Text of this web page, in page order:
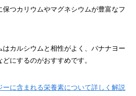
つカリウムやマグネシウムが豊富なフ
はカルシウムと相性がよく、バナナヨー
にするのがおすすめです。
ーに含まれる栄養素について詳しく解説